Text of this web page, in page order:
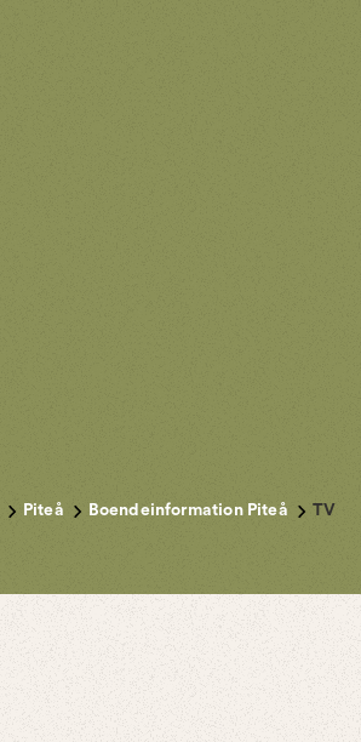
Piteå Boendeinformation Piteå TV